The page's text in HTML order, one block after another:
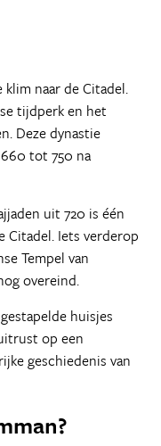
naar de Citadel.
tijdperk en het
Deze dynastie
tot 750 na
uit 720 is één
Citadel. Iets verderop
Tempel van
overeind.
huisjes
op een
geschiedenis van